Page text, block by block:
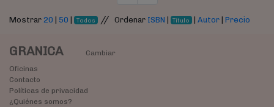
Mostrar 20 50 Todos // Ordenar ISBN Título |Autor |Precio
GRANICA
Cambiar
Oficinas
Contacto
Políticas de privacidad
¿Quiénes somos?